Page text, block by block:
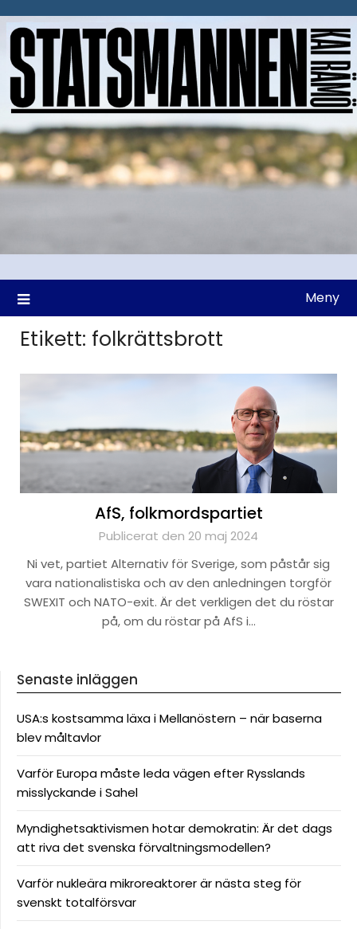
till
Meny
Etikett: folkrättsbrott
AfS, folkmordspartiet
Publicerat den 20 maj 2024
Ni vet, partiet Alternativ för Sverige, som påstår sig
vara nationalistiska och av den anledningen torgför
SWEXIT och NATO-exit. Är det verkligen det du röstar
på, om du röstar på AfS i…
Senaste inläggen
USA:s kostsamma läxa i Mellanöstern – när baserna
blev måltavlor
Varför Europa måste leda vägen efter Rysslands
misslyckande i Sahel
Myndighetsaktivismen hotar demokratin: Är det dags
att riva det svenska förvaltningsmodellen?
Varför nukleära mikroreaktorer är nästa steg för
svenskt totalförsvar